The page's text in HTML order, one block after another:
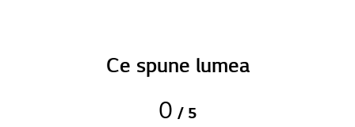
Ce spune lumea
0 / 5